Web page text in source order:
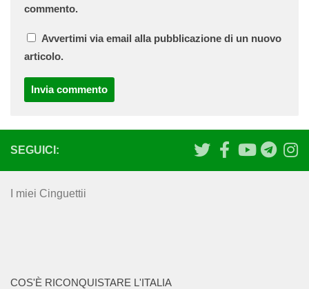
commento.
Avvertimi via email alla pubblicazione di un nuovo
articolo.
SEGUICI:
I miei Cinguettii
COS'È RICONQUISTARE L'ITALIA